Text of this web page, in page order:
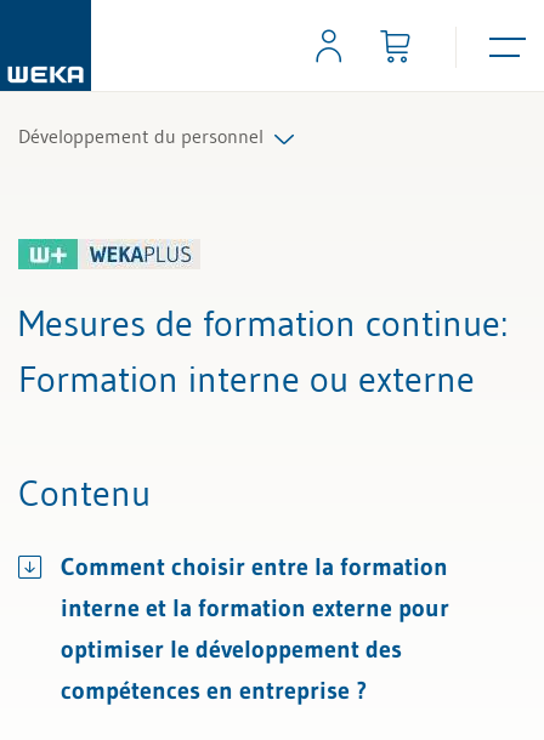
Développement du personnel
Mesures de formation continue:
Formation interne ou externe
Contenu
Comment choisir entre la formation
interne et la formation externe pour
optimiser le développement des
compétences en entreprise ?